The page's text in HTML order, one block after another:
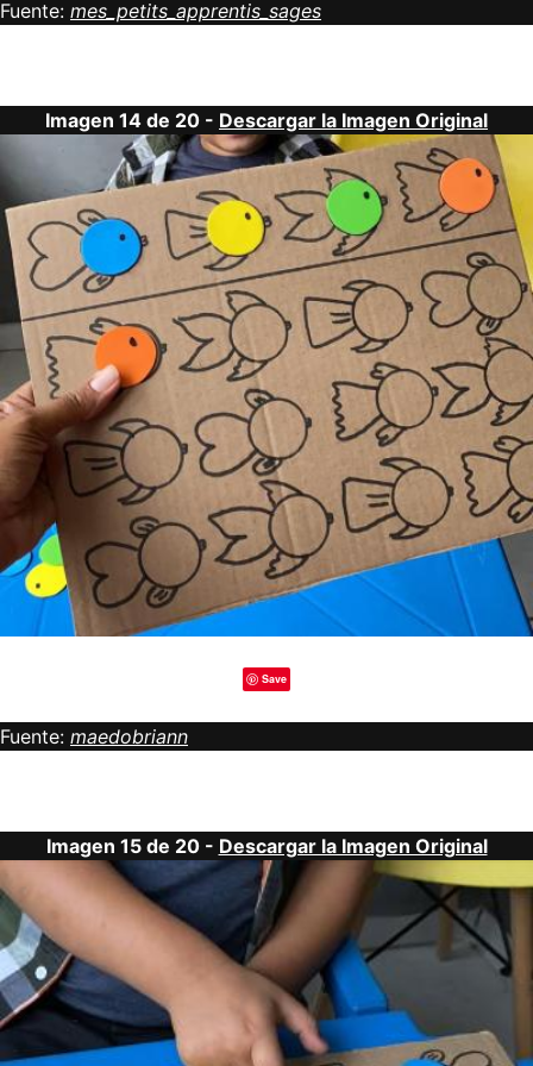
Fuente: mes_petits_apprentis_sages
Imagen 14 de 20 - Descargar la Imagen Original
Save
Fuente: maedobriann
Imagen 15 de 20 - Descargar la Imagen Original